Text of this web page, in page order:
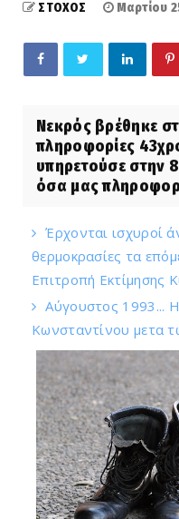
ΣΤΟΧΟΣ Μαρτίου
Νεκρός βρέθηκε
πληροφορίες
υπηρετούσε στην
όσα μας
Έρχονται ισχυροί
θερμοκρασίες τα
Επιτροπή Εκτίμησης
Αύγουστος 1993...
Κωνσταντίνου μετα